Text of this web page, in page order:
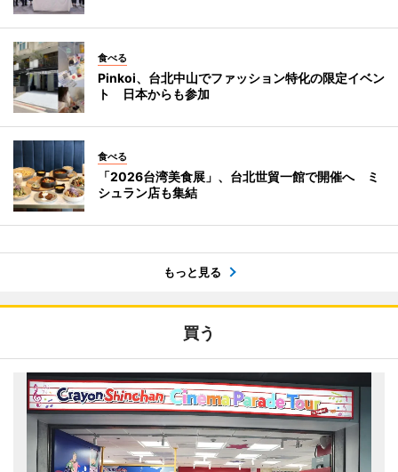
食べる
Pinkoi、台北中山でファッション特化の限定イベン
ト 日本からも参加
食べる
「2026台湾美食展」、台北世貿一館で開催へ ミ
シュラン店も集結
もっと見る
買う